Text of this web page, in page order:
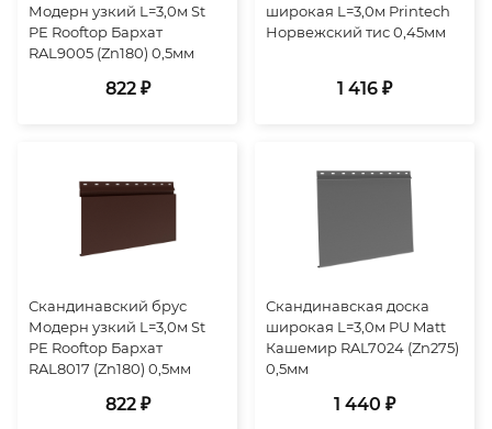
Модерн узкий L=3,0м St
PE Rooftop Бархат
RAL9005 (Zn180) 0,5мм
822 ₽
широкая L=3,0м Printech
Норвежский тис 0,45мм
1 416 ₽
Скандинавский брус
Модерн узкий L=3,0м St
PE Rooftop Бархат
RAL8017 (Zn180) 0,5мм
822 ₽
Скандинавская доска
широкая L=3,0м PU Matt
Кашемир RAL7024 (Zn275)
0,5мм
1 440 ₽